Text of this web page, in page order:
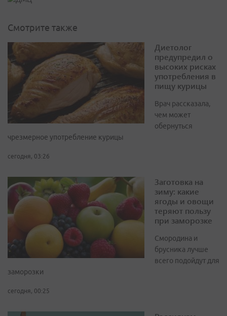
Смотрите также
Диетолог
предупредил о
высоких рисках
употребления в
пищу курицы
Врач рассказала,
чем может
обернуться
чрезмерное употребление курицы
сегодня, 03:26
Заготовка на
зиму: какие
ягоды и овощи
теряют пользу
при заморозке
Смородина и
брусника лучше
всего подойдут для
заморозки
сегодня, 00:25